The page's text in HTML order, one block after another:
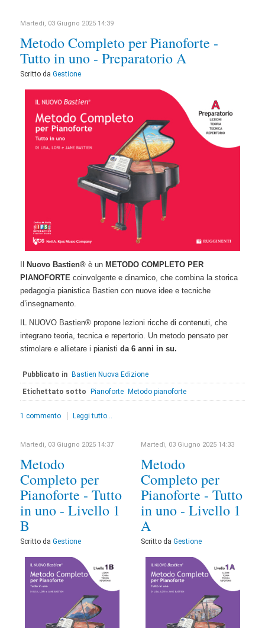
Martedì, 03 Giugno 2025 14:39
Metodo Completo per Pianoforte -
Tutto in uno - Preparatorio A
Scritto da Gestione
Nuovo Bastien® è un METODO COMPLETO PER
PIANOFORTE coinvolgente e dinamico, che combina la storica
pedagogia pianistica Bastien con nuove idee e tecniche
d’insegnamento.
IL NUOVO Bastien® propone lezioni ricche di contenuti, che
integrano teoria, tecnica e repertorio. Un metodo pensato per
stimolare e allietare i pianisti da 6 anni in su.
Pubblicato in Bastien Nuova Edizione
Etichettato sotto Pianoforte Metodo pianoforte
1 commento Leggi tutto...
Martedì, 03 Giugno 2025 14:37
Metodo
Completo per
Pianoforte - Tutto
in uno - Livello 1
B
Scritto da Gestione
Martedì, 03 Giugno 2025 14:33
Metodo
Completo per
Pianoforte - Tutto
in uno - Livello 1
A
Scritto da Gestione